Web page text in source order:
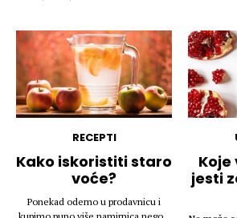
RECEPTI
Kako iskoristiti staro
voće?
Ponekad odemo u prodavnicu i
jesti